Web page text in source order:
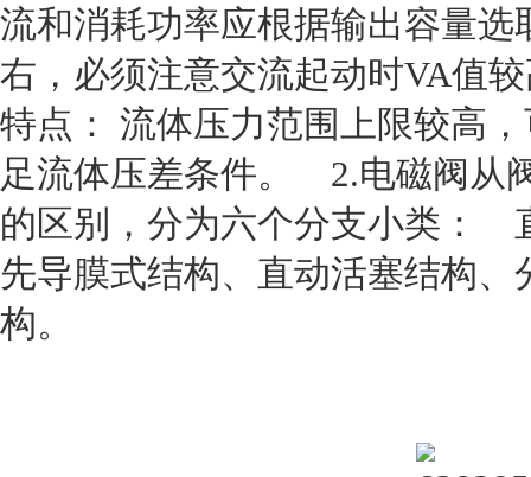
流和消耗功率应根据输出容量
右，必须注意交流起动时VA值
特点： 流体压力范围上限较高
足流体压差条件。 2.电磁阀从
的区别，分为六个分支小类：
先导膜式结构、直动活塞结构
构。